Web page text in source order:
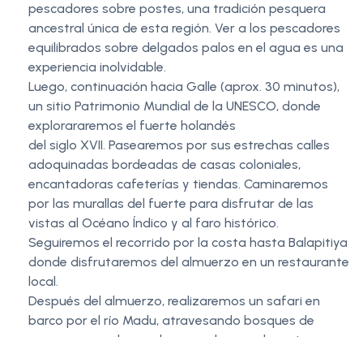
pescadores sobre postes, una tradición pesquera
ancestral única de esta región. Ver a los pescadores
equilibrados sobre delgados palos en el agua es una
experiencia inolvidable.
Luego, continuación hacia Galle (aprox. 30 minutos),
un sitio Patrimonio Mundial de la UNESCO, donde
explorararemos el fuerte holandés
del siglo XVII. Pasearemos por sus estrechas calles
adoquinadas bordeadas de casas coloniales,
encantadoras cafeterías y tiendas. Caminaremos
por las murallas del fuerte para disfrutar de las
vistas al Océano Índico y al faro histórico.
Seguiremos el recorrido por la costa hasta Balapitiya
donde disfrutaremos del almuerzo en un restaurante
local.
Después del almuerzo, realizaremos un safari en
barco por el río Madu, atravesando bosques de